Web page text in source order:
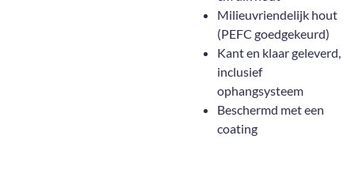
Milieuvriendelijk hout
(PEFC goedgekeurd)
Kant en klaar geleverd,
inclusief
ophangsysteem
Beschermd met een
coating